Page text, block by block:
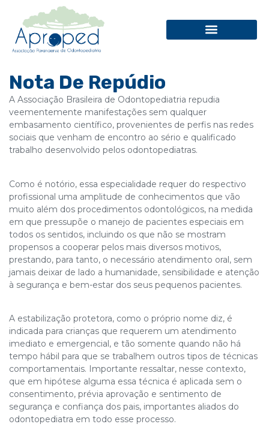
Nota De Repúdio
A Associação Brasileira de Odontopediatria repudia
veementemente manifestações sem qualquer
embasamento científico, provenientes de perfis nas redes
sociais que venham de encontro ao sério e qualificado
trabalho desenvolvido pelos odontopediatras.
Como é notório, essa especialidade requer do respectivo
profissional uma amplitude de conhecimentos que vão
muito além dos procedimentos odontológicos, na medida
em que pressupõe o manejo de pacientes especiais em
todos os sentidos, incluindo os que não se mostram
propensos a cooperar pelos mais diversos motivos,
prestando, para tanto, o necessário atendimento oral, sem
jamais deixar de lado a humanidade, sensibilidade e atenção
à segurança e bem-estar dos seus pequenos pacientes.
A estabilização protetora, como o próprio nome diz, é
indicada para crianças que requerem um atendimento
imediato e emergencial, e tão somente quando não há
tempo hábil para que se trabalhem outros tipos de técnicas
comportamentais. Importante ressaltar, nesse contexto,
que em hipótese alguma essa técnica é aplicada sem o
consentimento, prévia aprovação e sentimento de
segurança e confiança dos pais, importantes aliados do
odontopediatra em todo esse processo.